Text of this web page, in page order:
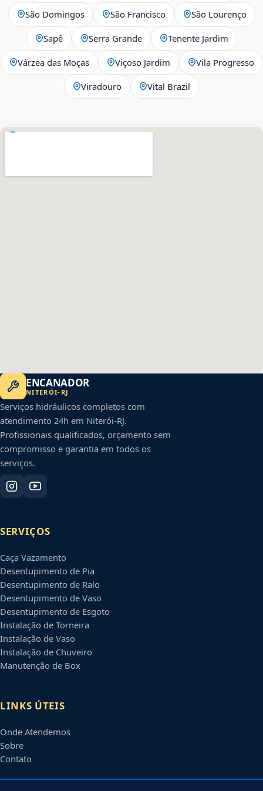
São Domingos São Francisco São Lourenço
Sapê Serra Grande Tenente Jardim
Várzea das Moças Viçoso Jardim Vila Progresso
Viradouro Vital Brazil
ENCANADOR
NITERÓI- RJ
Serviços hidráulicos completos com
atendimento 24h em Niterói-RJ.
Profissionais qualificados, orçamento sem
compromisso e garantia em todos os
serviços.
SERVIÇOS
Caça Vazamento
Desentupimento de Pia
Desentupimento de Ralo
Desentupimento de Vaso
Desentupimento de Esgoto
Instalação de Torneira
Instalação de Vaso
Instalação de Chuveiro
Manutenção de Box
LINKS ÚTEIS
Onde Atendemos
Sobre
Contato